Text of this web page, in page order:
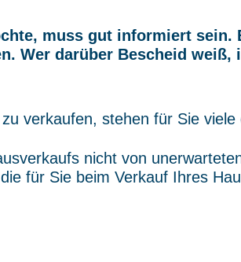
muss gut informiert
Wer darüber Bescheid weiß,
verkaufen, stehen für Sie
nicht von
für Sie beim Verkauf Ihres